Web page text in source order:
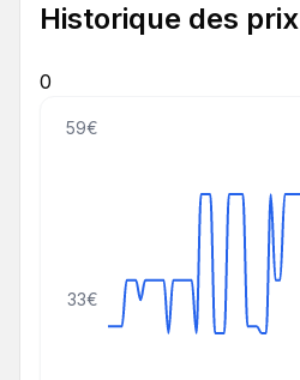
Historique des prix
0
33€
59€